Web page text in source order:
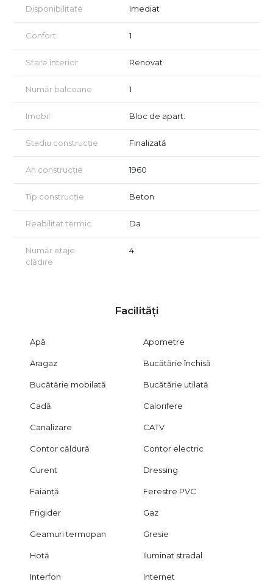
In cazul in care oferta noastra a reusit sa va capteze atentia, va
Certificatul energetic va fi disponibil la vanzare.
Acordam asistenta GRATUITA persoanelor care doresc
achizionarea prin credit!
Vizionarea imobilului se face doar in baza semnarii unui acord
Disponibilitate Imediat
Confort 1
Stare interior Renovat
Număr balcoane 1
Imobil Bloc de apart.
Stadiu construcție Finalizată
An construcție 1960
Tip construcție Beton
Reabilitat termic Da
Număr etaje
clădire
4
Facilități
Apă Apometre
Aragaz Bucătărie închisă
Bucătărie mobilată Bucătărie utilată
Cadă Calorifere
Canalizare CATV
Contor căldură Contor electric
Curent Dressing
Faianță Ferestre PVC
Frigider Gaz
Geamuri termopan Gresie
Hotă Iluminat stradal
Interfon Internet